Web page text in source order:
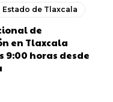
de Tlaxcala
de
en Tlaxcala
9:00 horas desde